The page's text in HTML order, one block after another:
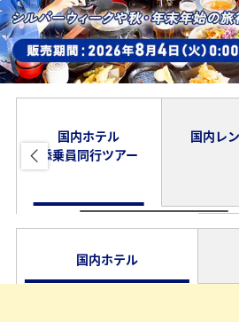
国内ホテル
添乗員同行ツアー
国内レ
国内ホテル